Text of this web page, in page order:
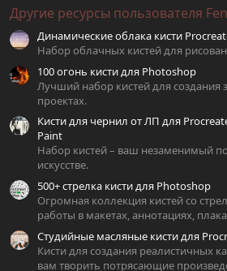
Другие ресурсы пользователя
Динамические облака кисти
Набор облачных кистей для
100 огонь кисти для Photoshop
Лучший набор кистей для создания
проектах.
Кисти для чернил от ЛП для
Paint
Набор кистей – ваш незаменимый
искусстве.
500+ стрелка кисти для Photoshop
Огромная коллекция кистей со
работы в макетах, аннотациях,
Студийные масляные кисти для
Кисти для создания реалистичных
вам творить потрясающие